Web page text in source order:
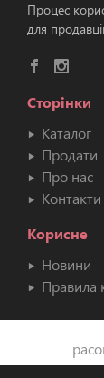
Процес
для
Сторінки
Каталог
Продати
Про нас
Контакти
Корисне
Новини
Правила